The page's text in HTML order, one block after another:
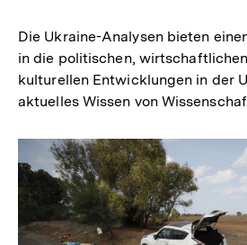
Die Ukraine-Analysen bieten
in die politischen,
kulturellen Entwicklungen in der
aktuelles Wissen von